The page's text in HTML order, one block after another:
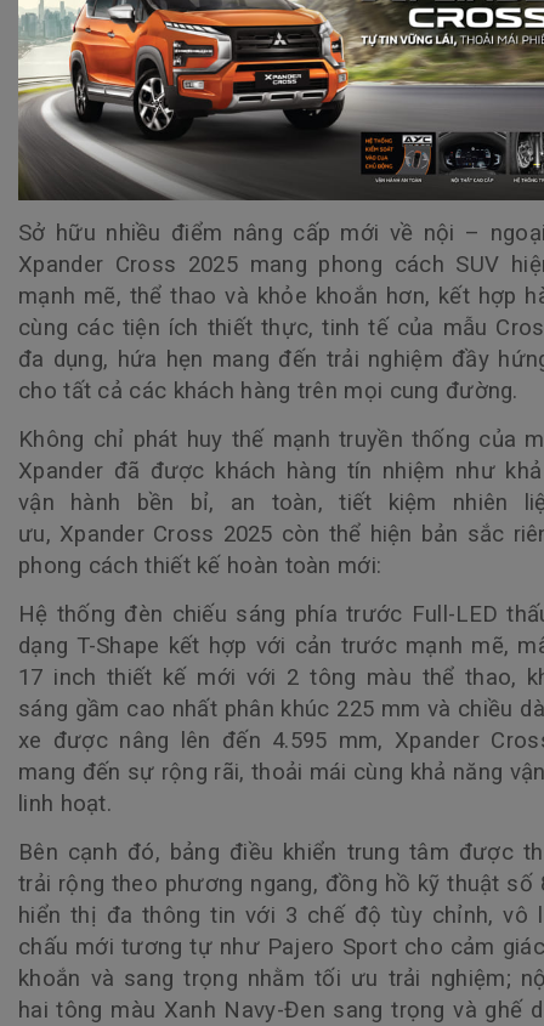
Sở hữu nhiều điểm nâng cấp mới về nội –
Xpander Cross 2025 mang phong cách SUV
mạnh mẽ, thể thao và khỏe khoắn hơn, kết hợp
cùng các tiện ích thiết thực, tinh tế của mẫu
đa dụng, hứa hẹn mang đến trải nghiệm đầy
cho tất cả các khách hàng trên mọi cung đường.
Không chỉ phát huy thế mạnh truyền thống của
Xpander đã được khách hàng tín nhiệm như
vận hành bền bỉ, an toàn, tiết kiệm nhiên
ưu, Xpander Cross 2025 còn thể hiện bản sắc
phong cách thiết kế hoàn toàn mới:
Hệ thống đèn chiếu sáng phía trước Full-LED
dạng T-Shape kết hợp với cản trước mạnh mẽ,
17 inch thiết kế mới với 2 tông màu thể thao,
sáng gầm cao nhất phân khúc 225 mm và chiều
xe được nâng lên đến 4.595 mm, Xpander
mang đến sự rộng rãi, thoải mái cùng khả năng
linh hoạt.
Bên cạnh đó, bảng điều khiển trung tâm được
trải rộng theo phương ngang, đồng hồ kỹ thuật số
hiển thị đa thông tin với 3 chế độ tùy chỉnh, vô
chấu mới tương tự như Pajero Sport cho cảm
khoắn và sang trọng nhằm tối ưu trải nghiệm;
hai tông màu Xanh Navy-Đen sang trọng và ghế